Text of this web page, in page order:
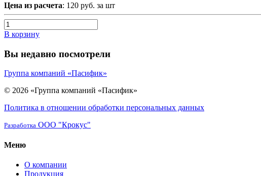
Цена из расчета: 120 руб. за шт
В корзину
Вы недавно посмотрели
Группа компаний «Пасифик»
© 2026 «Группа компаний «Пасифик»
Политика в отношении обработки персональных данных
Разработка ООО "Крокус"
Меню
О компании
Продукция